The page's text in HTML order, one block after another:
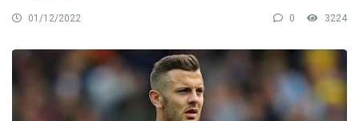
01/12/2022 0 3224